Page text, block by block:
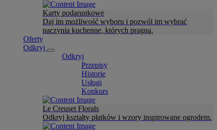
Karty podarunkowe
Daj im możliwość wyboru i pozwól im wybrać
naczynia kuchenne, których pragną.
Oferty
Odkryj
Odkryj
Przepisy
Historie
Usługi
Konkurs
Le Creuset Florals
Odkryj kształty płatków i wzory inspirowane ogrodem.